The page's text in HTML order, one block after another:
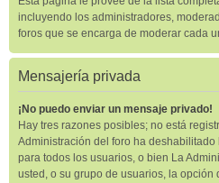
incluyendo los administradores,
foros que se encarga de moderar cada
Mensajería privada
¡No puedo enviar un mensaje privado!
Hay tres razones posibles; no está
Administración del foro ha
para todos los usuarios, o bien La
usted, o su grupo de usuarios, la opción